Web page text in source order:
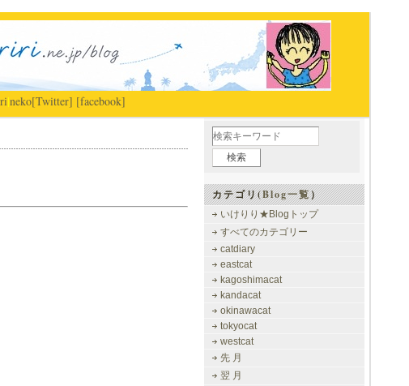
|neko[Twitter] [facebook]
カテゴリ(Blog一覧）
いけりり★Blogトップ
すべてのカテゴリー
catdiary
eastcat
kagoshimacat
kandacat
okinawacat
tokyocat
westcat
先 月
翌 月